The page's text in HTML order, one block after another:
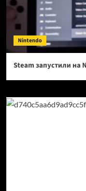
Nintendo
Steam запустили на